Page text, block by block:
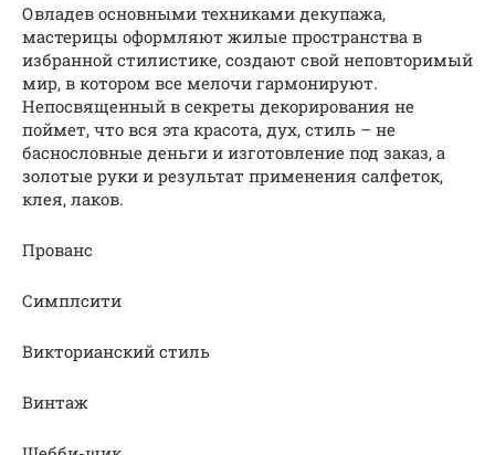
Овладев основными техниками декупажа,
мастерицы оформляют жилые пространства в
избранной стилистике, создают свой неповторимый
мир, в котором все мелочи гармонируют.
Непосвященный в секреты декорирования не
поймет, что вся эта красота, дух, стиль – не
баснословные деньги и изготовление под заказ, а
золотые руки и результат применения салфеток,
клея, лаков.
Прованс
Симплсити
Викторианский стиль
Винтаж